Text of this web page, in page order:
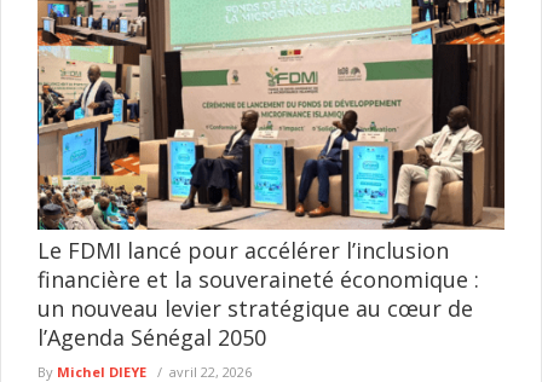
Le FDMI lancé pour accélérer l’inclusion
financière et la souveraineté économique :
un nouveau levier stratégique au cœur de
l’Agenda Sénégal 2050
By Michel DIEYE avril 22, 2026